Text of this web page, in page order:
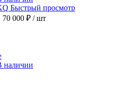
Быстрый просмотр
70 000 ₽ / шт
наличии